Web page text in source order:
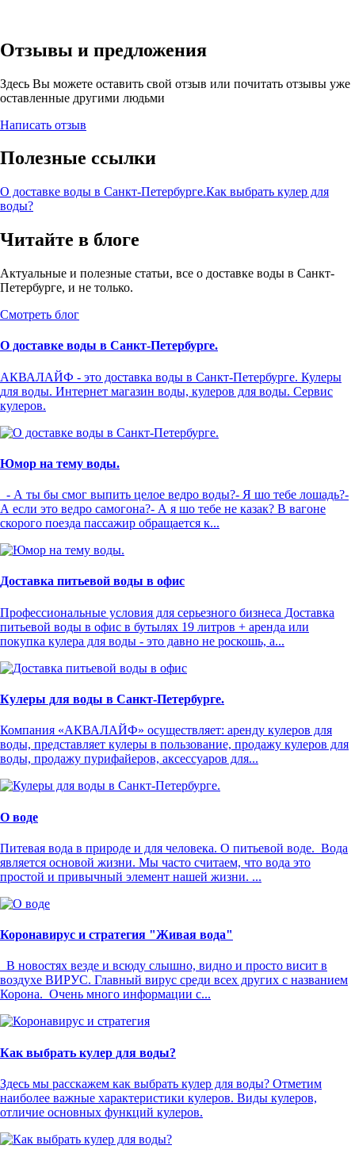
Отзывы и предложения
Здесь Вы можете оставить свой отзыв или почитать отзывы уже
оставленные другими людьми
Написать отзыв
Полезные ссылки
О доставке воды в Санкт-Петербурге.Как выбрать кулер для
воды?
Читайте в блоге
Актуальные и полезные статьи, все о доставке воды в Санкт-
Петербурге, и не только.
Смотреть блог
О доставке воды в Санкт-Петербурге.
АКВАЛАЙФ - это доставка воды в Санкт-Петербурге. Кулеры
для воды. Интернет магазин воды, кулеров для воды. Сервис
кулеров.
Юмор на тему воды.
- А ты бы смог выпить целое ведро воды?- Я шо тебе лошадь?-
А если это ведро самогона?- А я шо тебе не казак? В вагоне
скорого поезда пассажир обращается к...
Доставка питьевой воды в офис
Профессиональные условия для серьезного бизнеса Доставка
питьевой воды в офис в бутылях 19 литров + аренда или
покупка кулера для воды - это давно не роскошь, а...
Кулеры для воды в Санкт-Петербурге.
Компания «АКВАЛАЙФ» осуществляет: аренду кулеров для
воды, представляет кулеры в пользование, продажу кулеров для
воды, продажу пурифайеров, аксессуаров для...
О воде
Питевая вода в природе и для человека. О питьевой воде. Вода
является основой жизни. Мы часто считаем, что вода это
простой и привычный элемент нашей жизни. ...
Коронавирус и стратегия "Живая вода"
В новостях везде и всюду слышно, видно и просто висит в
воздухе ВИРУС. Главный вирус среди всех других с названием
Корона. Очень много информации с...
Как выбрать кулер для воды?
Здесь мы расскажем как выбрать кулер для воды? Отметим
наиболее важные характеристики кулеров. Виды кулеров,
отличие основных функций кулеров.